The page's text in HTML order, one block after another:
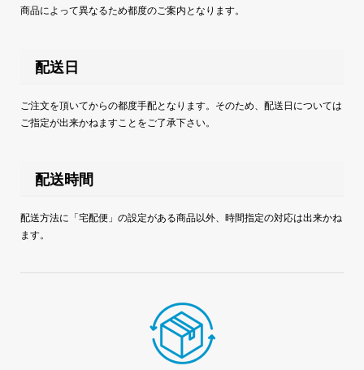
商品によって異なるため都度のご案内となります。
配送日
ご注文を頂いてからの都度手配となります。そのため、配送日については
ご指定が出来かねますことをご了承下さい。
配送時間
配送方法に「宅配便」の設定がある商品以外、時間指定の対応は出来かね
ます。